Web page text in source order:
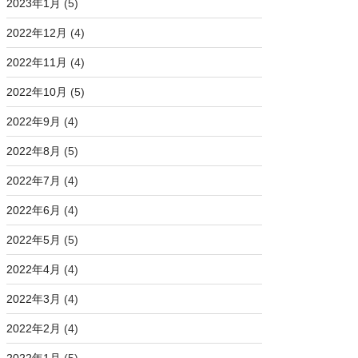
2023年1月 (5)
2022年12月 (4)
2022年11月 (4)
2022年10月 (5)
2022年9月 (4)
2022年8月 (5)
2022年7月 (4)
2022年6月 (4)
2022年5月 (5)
2022年4月 (4)
2022年3月 (4)
2022年2月 (4)